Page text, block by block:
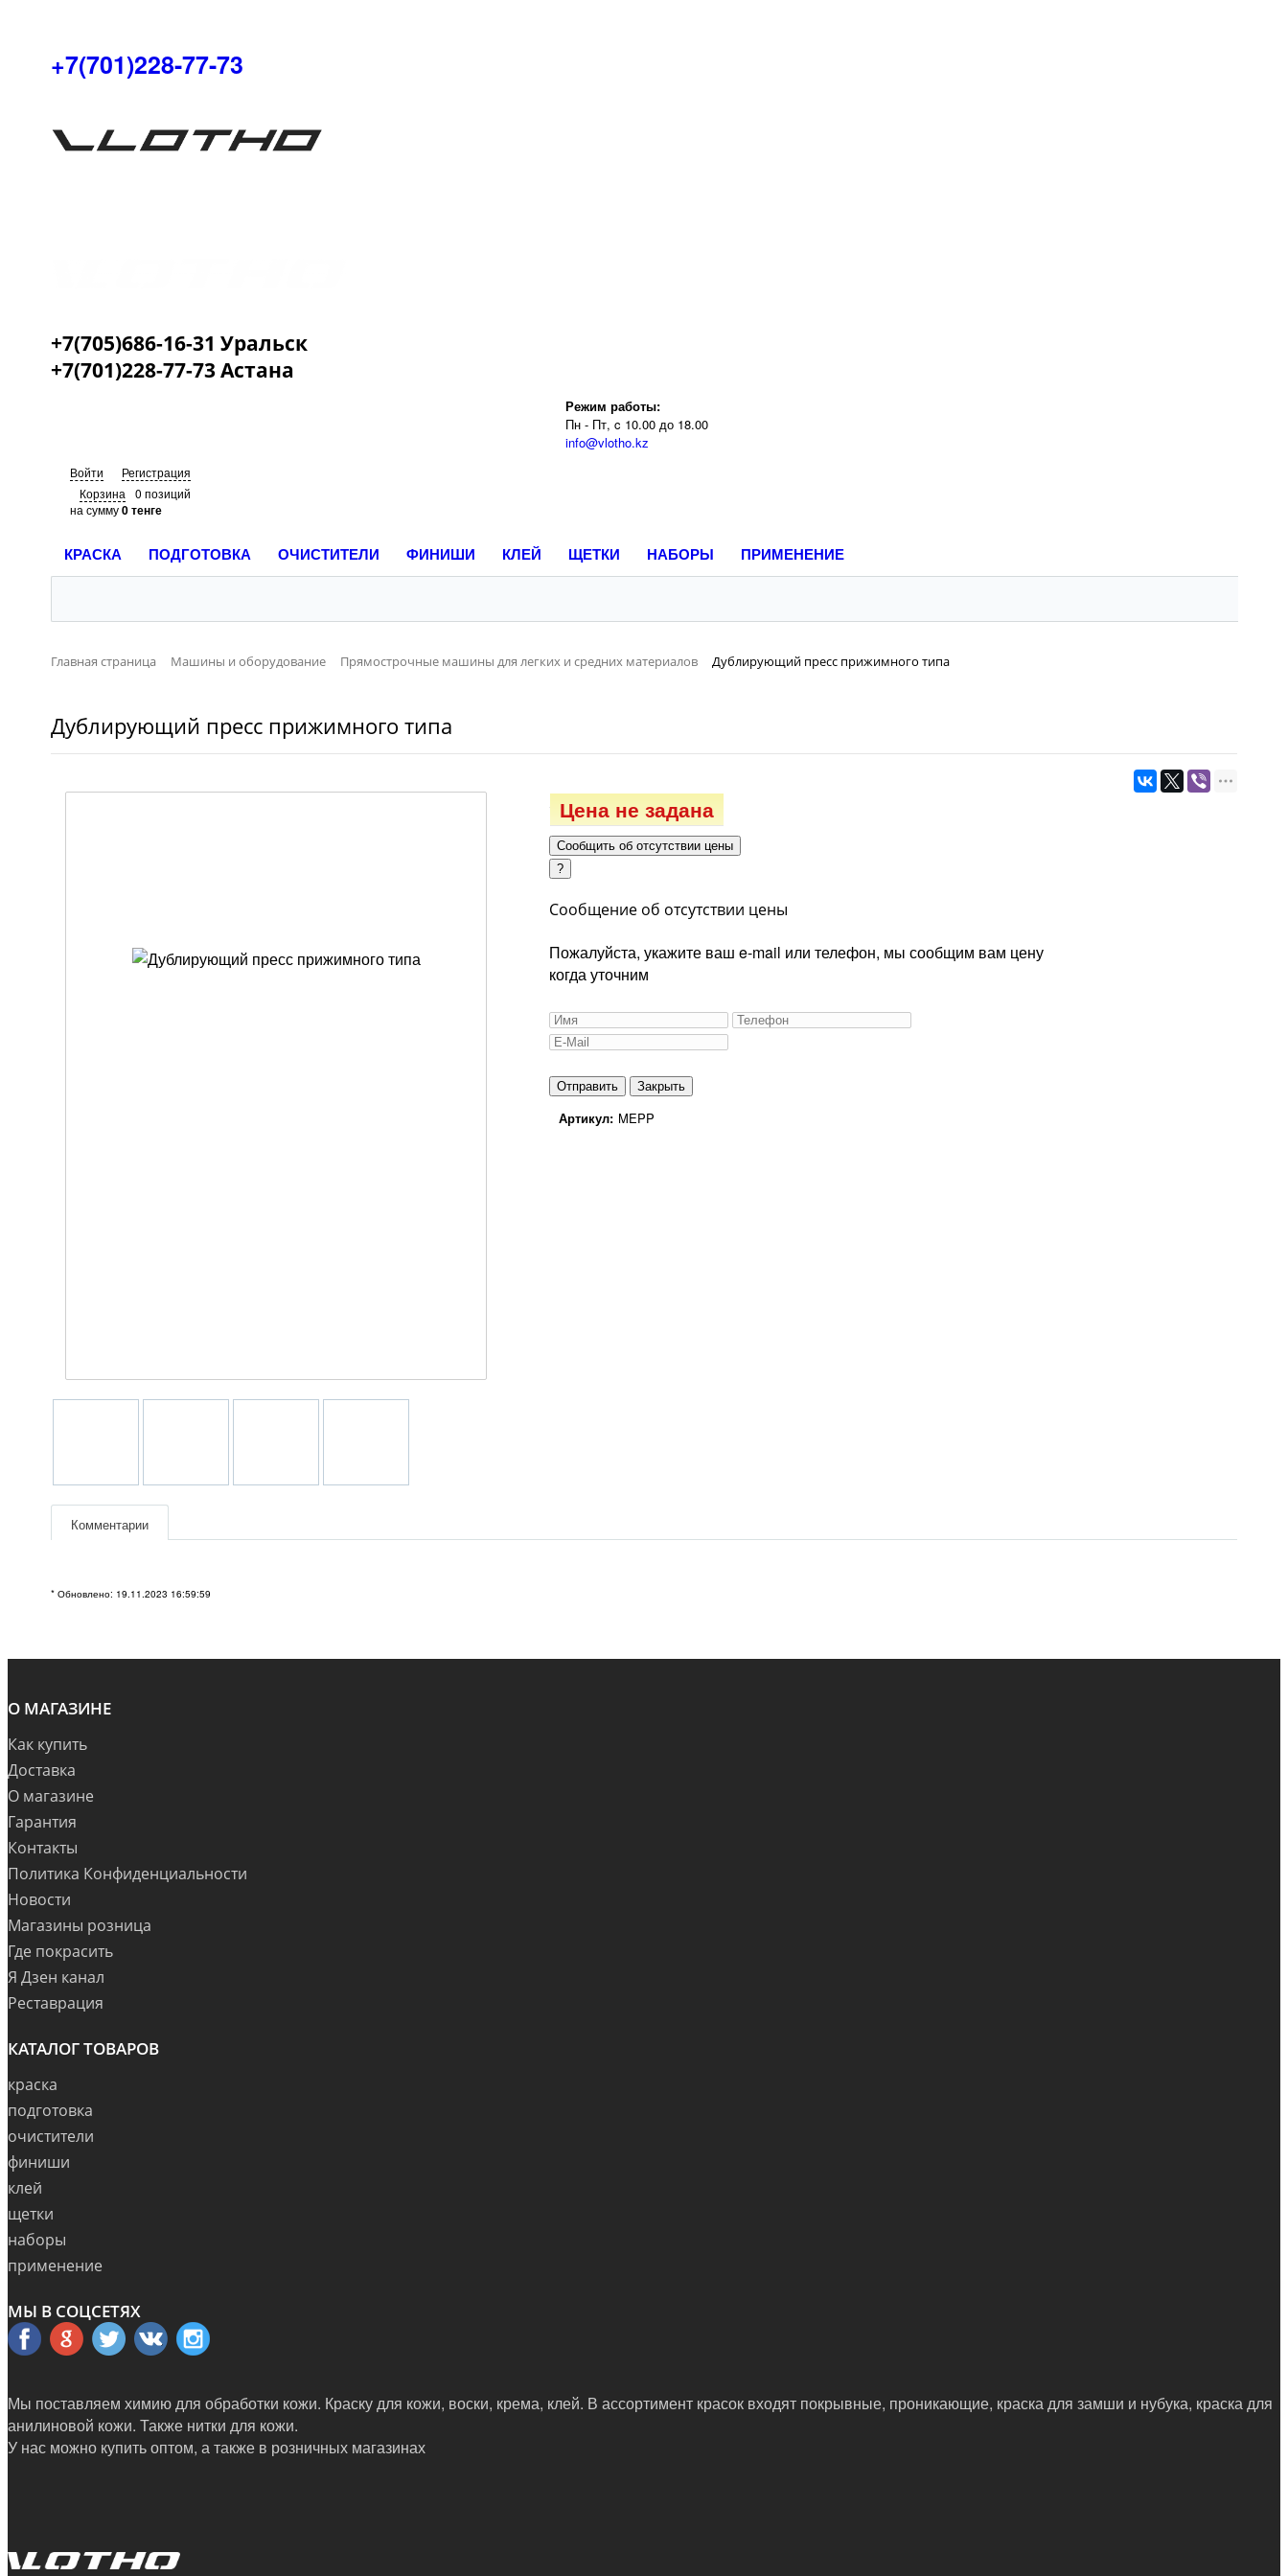
+7(701)228-77-73
+7(705)686-16-31 Уральск
+7(701)228-77-73 Астана
Режим работы:
Пн - Пт, c 10.00 до 18.00
info@vlotho.kz
Войти
Регистрация
Корзина
0 позиций
на сумму0 тенге
КРАСКА ПОДГОТОВКА ОЧИСТИТЕЛИ ФИНИШИ КЛЕЙ ЩЕТКИ НАБОРЫ ПРИМЕНЕНИЕ
Главная страница Машины и оборудование Прямострочные машины для легких и средних материалов Дублирующий пресс прижимного типа
Дублирующий пресс прижимного типа
Цена не задана
Сообщить об отсутствии цены
?
Сообщение об отсутствии цены
Пожалуйста, укажите ваш e-mail или телефон, мы сообщим вам цену
когда уточним
Закрыть
Артикул: MEPP
Комментарии
* Обновлено: 19.11.2023 16:59:59
О МАГАЗИНЕ
Как купить
Доставка
О магазине
Гарантия
Контакты
Политика Конфиденциальности
Новости
Магазины розница
Где покрасить
Я Дзен канал
Реставрация
КАТАЛОГ ТОВАРОВ
краска
подготовка
очистители
финиши
клей
щетки
наборы
применение
МЫ В СОЦСЕТЯХ
Мы поставляем химию для обработки кожи. Краску для кожи, воски, крема, клей. В ассортимент красок входят покрывные, проникающие, краска для замши и нубука, краска для
анилиновой кожи. Также нитки для кожи.
У нас можно купить оптом, а также в розничных магазинах